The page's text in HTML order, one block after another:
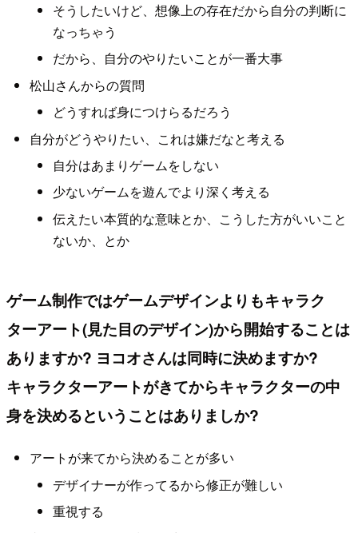
そうしたいけど、想像上の存在だから自分の判断に
なっちゃう
だから、自分のやりたいことが一番大事
松山さんからの質問
どうすれば身につけらるだろう
自分がどうやりたい、これは嫌だなと考える
自分はあまりゲームをしない
少ないゲームを遊んでより深く考える
伝えたい本質的な意味とか、こうした方がいいこと
ないか、とか
ゲーム制作ではゲームデザインよりもキャラク
ターアート(見た目のデザイン)から開始することは
ありますか? ヨコオさんは同時に決めますか?
キャラクターアートがきてからキャラクターの中
身を決めるということはありましか?
アートが来てから決めることが多い
デザイナーが作ってるから修正が難しい
重視する